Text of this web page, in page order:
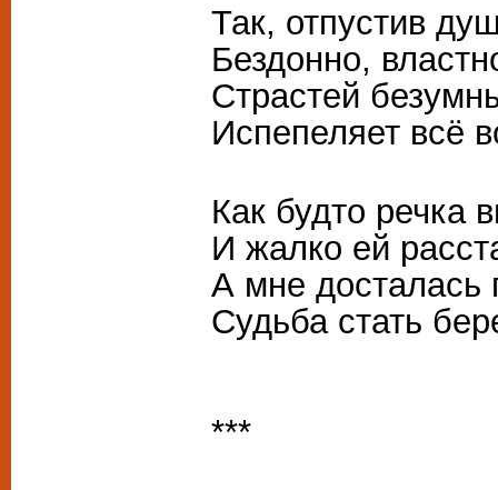
Так, отпустив
Бездонно,
Страстей
Испепеляет всё
Как будто речка
И жалко ей
А мне досталась
Судьба стать
***